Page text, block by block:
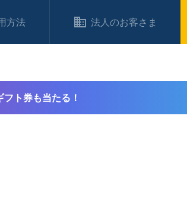
方法 法人のお客さま
ト券も当たる！